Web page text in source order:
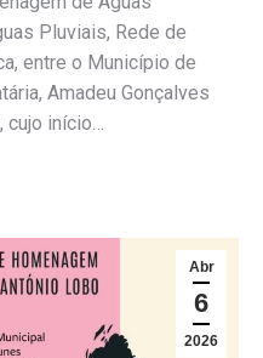
Pluviais, Rede de
entre o Município de
Amadeu Gonçalves
cujo início…
Abr
6
2026